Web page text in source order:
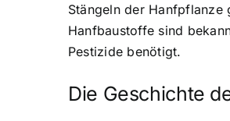
Stängeln der Hanfpflanze
Hanfbaustoffe sind
Pestizide benötigt.
Die Geschichte